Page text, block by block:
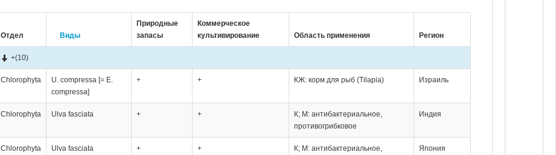
Отдел Виды
Природные
запасы
Коммерческое
культивирование
Область применения Регион
+(10)
Chlorophyta
U. compressa [= E.
compressa]
+ + КЖ: корм для рыб (Tilapia) Израиль
Chlorophyta Ulva fasciata + +
К; М: антибактериальное,
противогрибковое
Индия
Chlorophyta Ulva fasciata + +
К; М: антибактериальное,
Япония